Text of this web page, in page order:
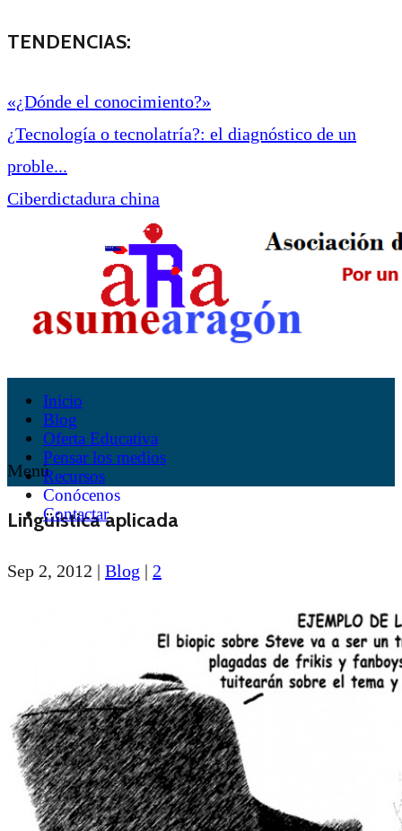
TENDENCIAS:
«¿Dónde el conocimiento?»
¿Tecnología o tecnolatría?: el diagnóstico de un
proble...
Ciberdictadura china
Inicio
Blog
Oferta Educativa
Pensar los medios
Recursos
Conócenos
Contactar
Menú
Lingüística aplicada
Sep 2, 2012 | Blog | 2